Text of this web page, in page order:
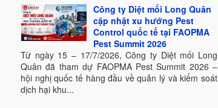
Công ty Diệt mối Long Quân
cập nhật xu hướng Pest
Control quốc tế tại FAOPMA
Pest Summit 2026
Từ ngày 15 – 17/7/2026, Công ty Diệt mối Long
Quân đã tham dự FAOPMA Pest Summit 2026 –
hội nghị quốc tế hàng đầu về quản lý và kiểm soát
dịch hại khu...